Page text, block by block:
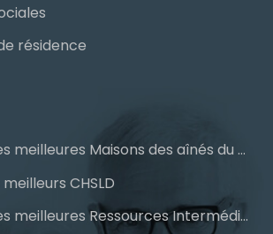
résidence
Le palmarès des meilleures Maisons des aînés du Québec
CHSLD
Le palmarès des meilleures Ressources Intermédiaires (RI)